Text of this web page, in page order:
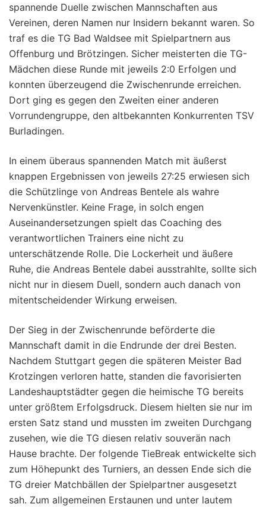
spannende Duelle zwischen Mannschaften aus
Vereinen, deren Namen nur Insidern bekannt waren. So
traf es die TG Bad Waldsee mit Spielpartnern aus
Offenburg und Brötzingen. Sicher meisterten die TG-
Mädchen diese Runde mit jeweils 2:0 Erfolgen und
konnten überzeugend die Zwischenrunde erreichen.
Dort ging es gegen den Zweiten einer anderen
Vorrundengruppe, den altbekannten Konkurrenten TSV
Burladingen.
In einem überaus spannenden Match mit äußerst
knappen Ergebnissen von jeweils 27:25 erwiesen sich
die Schützlinge von Andreas Bentele als wahre
Nervenkünstler. Keine Frage, in solch engen
Auseinandersetzungen spielt das Coaching des
verantwortlichen Trainers eine nicht zu
unterschätzende Rolle. Die Lockerheit und äußere
Ruhe, die Andreas Bentele dabei ausstrahlte, sollte sich
nicht nur in diesem Duell, sondern auch danach von
mitentscheidender Wirkung erweisen.
Der Sieg in der Zwischenrunde beförderte die
Mannschaft damit in die Endrunde der drei Besten.
Nachdem Stuttgart gegen die späteren Meister Bad
Krotzingen verloren hatte, standen die favorisierten
Landeshauptstädter gegen die heimische TG bereits
unter größtem Erfolgsdruck. Diesem hielten sie nur im
ersten Satz stand und mussten im zweiten Durchgang
zusehen, wie die TG diesen relativ souverän nach
Hause brachte. Der folgende TieBreak entwickelte sich
zum Höhepunkt des Turniers, an dessen Ende sich die
TG dreier Matchbällen der Spielpartner ausgesetzt
sah. Zum allgemeinen Erstaunen und unter lautem